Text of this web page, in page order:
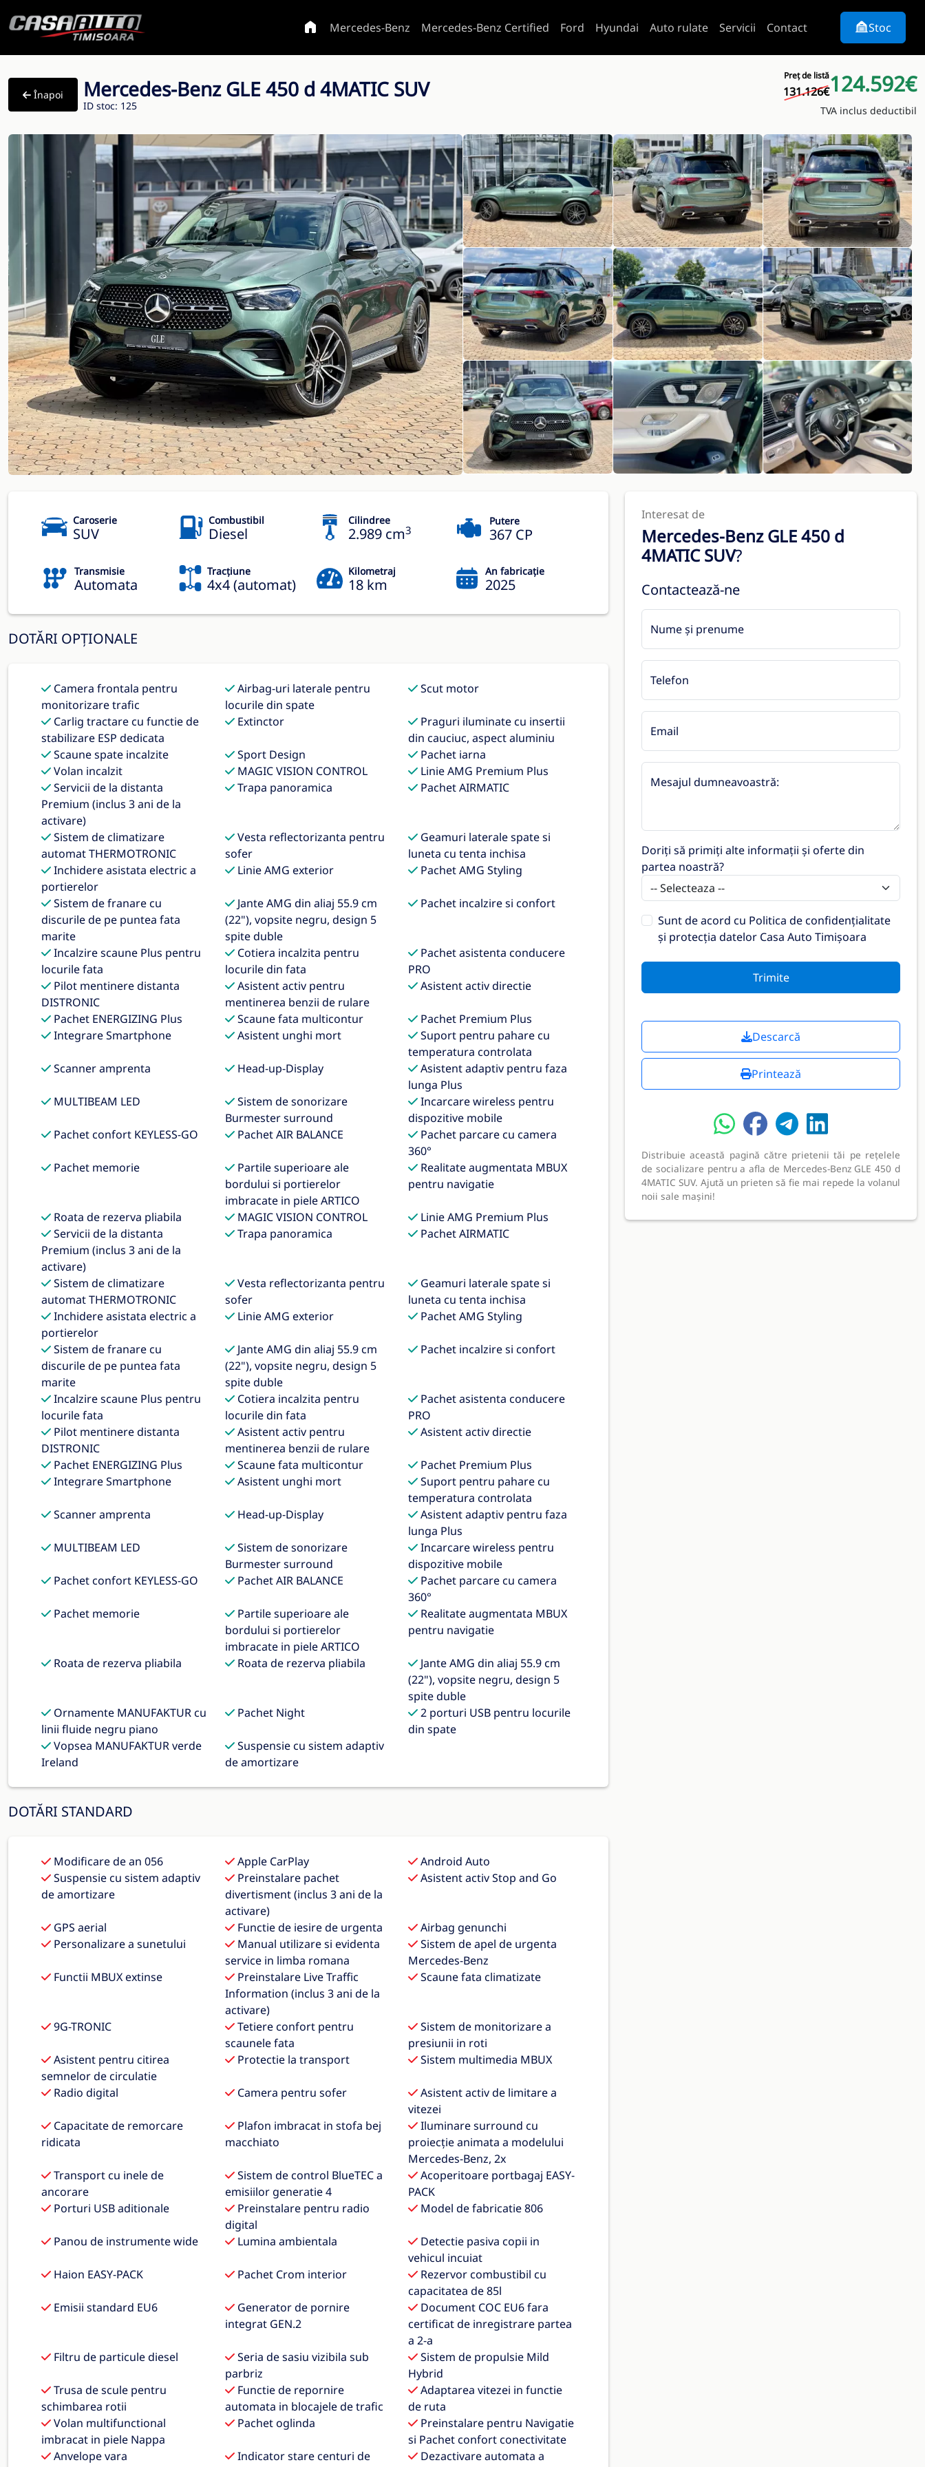
Mercedes-Benz Mercedes-Benz Certified Ford Hyundai Auto rulate Servicii Contact Stoc
Înapoi Mercedes-Benz GLE 450 d 4MATIC SUV
ID stoc: 125
Preț de listă
131.126€124.592€
TVA inclus deductibil
Caroserie
SUV
Combustibil
Diesel
Cilindree
2.989 cm3
Putere
367 CP
Transmisie
Automata
Tracțiune
4x4 (automat)
Kilometraj
18 km
An fabricație
2025
DOTĂRI OPȚIONALE
Camera frontala pentru
monitorizare trafic
Airbag-uri laterale pentru
locurile din spate
Scut motor
Carlig tractare cu functie de
stabilizare ESP dedicata
Extinctor
Praguri iluminate cu insertii
din cauciuc, aspect aluminiu
Scaune spate incalzite
Sport Design
Pachet iarna
Volan incalzit
MAGIC VISION CONTROL
Linie AMG Premium Plus
Servicii de la distanta
Premium (inclus 3 ani de la
activare)
Trapa panoramica Pachet AIRMATIC
Sistem de climatizare
automat THERMOTRONIC
Vesta reflectorizanta pentru
sofer
Geamuri laterale spate si
luneta cu tenta inchisa
Inchidere asistata electric a
portierelor
Linie AMG exterior Pachet AMG Styling
Sistem de franare cu
discurile de pe puntea fata
marite
Jante AMG din aliaj 55.9 cm
(22"), vopsite negru, design 5
spite duble
Pachet incalzire si confort
Incalzire scaune Plus pentru
locurile fata
Cotiera incalzita pentru
locurile din fata
Pachet asistenta conducere
PRO
Pilot mentinere distanta
DISTRONIC
Asistent activ pentru
mentinerea benzii de rulare
Asistent activ directie
Pachet ENERGIZING Plus Scaune fata multicontur
Pachet Premium Plus
Integrare Smartphone
Asistent unghi mort
Suport pentru pahare cu
temperatura controlata
Scanner amprenta
Head-up-Display
Asistent adaptiv pentru faza
lunga Plus
MULTIBEAM LED
Sistem de sonorizare
Burmester surround
Incarcare wireless pentru
dispozitive mobile
Pachet confort KEYLESS-GO
Pachet AIR BALANCE
Pachet parcare cu camera
360°
Pachet memorie
Partile superioare ale
bordului si portierelor
imbracate in piele ARTICO
Realitate augmentata MBUX
pentru navigatie
Roata de rezerva pliabila MAGIC VISION CONTROL
Linie AMG Premium Plus
Servicii de la distanta
Premium (inclus 3 ani de la
activare)
Trapa panoramica Pachet AIRMATIC
Sistem de climatizare
automat THERMOTRONIC
Vesta reflectorizanta pentru
sofer
Geamuri laterale spate si
luneta cu tenta inchisa
Inchidere asistata electric a
portierelor
Linie AMG exterior Pachet AMG Styling
Sistem de franare cu
discurile de pe puntea fata
marite
Jante AMG din aliaj 55.9 cm
(22"), vopsite negru, design 5
spite duble
Pachet incalzire si confort
Incalzire scaune Plus pentru
locurile fata
Cotiera incalzita pentru
locurile din fata
Pachet asistenta conducere
PRO
Pilot mentinere distanta
DISTRONIC
Asistent activ pentru
mentinerea benzii de rulare
Asistent activ directie
Pachet ENERGIZING Plus Scaune fata multicontur
Pachet Premium Plus
Integrare Smartphone
Asistent unghi mort
Suport pentru pahare cu
temperatura controlata
Scanner amprenta
Head-up-Display
Asistent adaptiv pentru faza
lunga Plus
MULTIBEAM LED
Sistem de sonorizare
Burmester surround
Incarcare wireless pentru
dispozitive mobile
Pachet confort KEYLESS-GO
Pachet AIR BALANCE
Pachet parcare cu camera
360°
Pachet memorie
Partile superioare ale
bordului si portierelor
imbracate in piele ARTICO
Realitate augmentata MBUX
pentru navigatie
Roata de rezerva pliabila Roata de rezerva pliabila
Jante AMG din aliaj 55.9 cm
(22"), vopsite negru, design 5
spite duble
Ornamente MANUFAKTUR cu
linii fluide negru piano
Pachet Night
2 porturi USB pentru locurile
din spate
Vopsea MANUFAKTUR verde
Ireland
Suspensie cu sistem adaptiv
de amortizare
DOTĂRI STANDARD
Modificare de an 056 Apple CarPlay
Android Auto
Suspensie cu sistem adaptiv
de amortizare
Preinstalare pachet
divertisment (inclus 3 ani de la
activare)
Asistent activ Stop and Go
GPS aerial Functie de iesire de urgenta
Airbag genunchi
Personalizare a sunetului
Manual utilizare si evidenta
service in limba romana
Sistem de apel de urgenta
Mercedes-Benz
Functii MBUX extinse
Preinstalare Live Traffic
Information (inclus 3 ani de la
activare)
Scaune fata climatizate
9G-TRONIC
Tetiere confort pentru
scaunele fata
Sistem de monitorizare a
presiunii in roti
Asistent pentru citirea
semnelor de circulatie
Protectie la transport Sistem multimedia MBUX
Radio digital Camera pentru sofer
Asistent activ de limitare a
vitezei
Capacitate de remorcare
ridicata
Plafon imbracat in stofa bej
macchiato
Iluminare surround cu
proiecție animata a modelului
Mercedes-Benz, 2x
Transport cu inele de
ancorare
Sistem de control BlueTEC a
emisiilor generatie 4
Acoperitoare portbagaj EASY-
PACK
Porturi USB aditionale
Preinstalare pentru radio
digital
Model de fabricatie 806
Panou de instrumente wide Lumina ambientala
Detectie pasiva copii in
vehicul incuiat
Haion EASY-PACK
Pachet Crom interior
Rezervor combustibil cu
capacitatea de 85l
Emisii standard EU6
Generator de pornire
integrat GEN.2
Document COC EU6 fara
certificat de inregistrare partea
a 2-a
Filtru de particule diesel
Seria de sasiu vizibila sub
parbriz
Sistem de propulsie Mild
Hybrid
Trusa de scule pentru
schimbarea rotii
Functie de repornire
automata in blocajele de trafic
Adaptarea vitezei in functie
de ruta
Volan multifunctional
imbracat in piele Nappa
Pachet oglinda
Preinstalare pentru Navigatie
si Pachet confort conectivitate
Anvelope vara
Indicator stare centuri de
Dezactivare automata a
Interesat de
Mercedes-Benz GLE 450 d
4MATIC SUV?
Contactează-ne
Nume și prenume
Telefon
Email
Mesajul dumneavoastră:
Doriți să primiți alte informații și oferte din
partea noastră?
Sunt de acord cu Politica de confidențialitate
și protecția datelor Casa Auto Timișoara
Trimite
Descarcă
Printează
Distribuie această pagină către prietenii tăi pe rețelele
de socializare pentru a afla de Mercedes-Benz GLE 450 d
4MATIC SUV. Ajută un prieten să fie mai repede la volanul
noii sale mașini!